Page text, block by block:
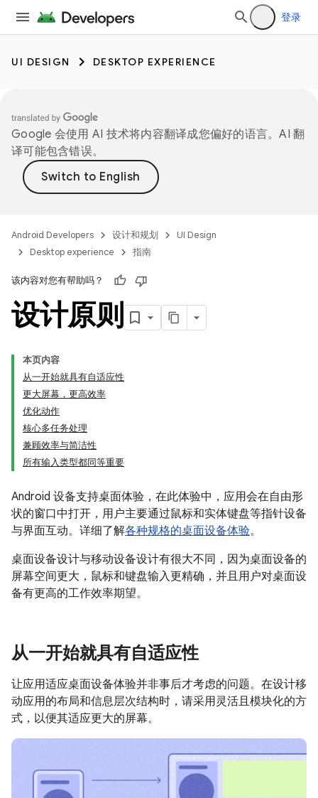
登录
UI DESIGN DESKTOP EXPERIENCE
Google 会使用 AI 技术将内容翻译成您偏好的语言。AI 翻
译可能包含错误。
Android Developers 设计和规划
UI Design
Desktop experience
指南
该内容对您有帮助吗？
设计原则
本页内容
从一开始就具有自适应性
更大屏幕，更高效率
优化动作
核心多任务处理
兼顾效率与简洁性
所有输入类型都同等重要
Android 设备支持桌面体验，在此体验中，应用会在自由形
状的窗口中打开，用户主要通过鼠标和实体键盘等指针设备
与界面互动。详细了解各种规格的桌面设备体验。
桌面设备设计与移动设备设计有很大不同，因为桌面设备的
屏幕空间更大，鼠标和键盘输入更精确，并且用户对桌面设
备有更高的工作效率期望。
从一开始就具有自适应性
让应用适应桌面设备体验并非事后才考虑的问题。在设计移
动应用的布局和信息层次结构时，请采用灵活且模块化的方
式，以便其适应更大的屏幕。